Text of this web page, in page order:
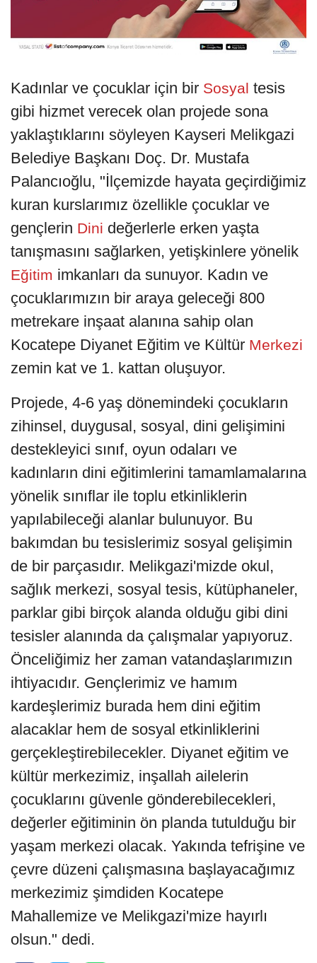
Kadınlar ve çocuklar için bir Sosyal tesis
gibi hizmet verecek olan projede sona
yaklaştıklarını söyleyen Kayseri Melikgazi
Belediye Başkanı Doç. Dr. Mustafa
Palancıoğlu, "İlçemizde hayata geçirdiğimiz
kuran kurslarımız özellikle çocuklar ve
gençlerin Dini değerlerle erken yaşta
tanışmasını sağlarken, yetişkinlere yönelik
Eğitim imkanları da sunuyor. Kadın ve
çocuklarımızın bir araya geleceği 800
metrekare inşaat alanına sahip olan
Kocatepe Diyanet Eğitim ve Kültür Merkezi
zemin kat ve 1. kattan oluşuyor.
Projede, 4-6 yaş dönemindeki çocukların
zihinsel, duygusal, sosyal, dini gelişimini
destekleyici sınıf, oyun odaları ve
kadınların dini eğitimlerini tamamlamalarına
yönelik sınıflar ile toplu etkinliklerin
yapılabileceği alanlar bulunuyor. Bu
bakımdan bu tesislerimiz sosyal gelişimin
de bir parçasıdır. Melikgazi'mizde okul,
sağlık merkezi, sosyal tesis, kütüphaneler,
parklar gibi birçok alanda olduğu gibi dini
tesisler alanında da çalışmalar yapıyoruz.
Önceliğimiz her zaman vatandaşlarımızın
ihtiyacıdır. Gençlerimiz ve hamım
kardeşlerimiz burada hem dini eğitim
alacaklar hem de sosyal etkinliklerini
gerçekleştirebilecekler. Diyanet eğitim ve
kültür merkezimiz, inşallah ailelerin
çocuklarını güvenle gönderebilecekleri,
değerler eğitiminin ön planda tutulduğu bir
yaşam merkezi olacak. Yakında tefrişine ve
çevre düzeni çalışmasına başlayacağımız
merkezimiz şimdiden Kocatepe
Mahallemize ve Melikgazi'mize hayırlı
olsun." dedi.